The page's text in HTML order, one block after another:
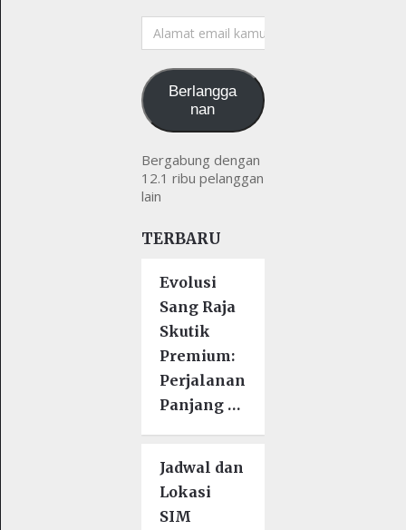
Alamat
email
Berlangga
nan
Bergabung dengan
12.1 ribu pelanggan
lain
TERBARU
Evolusi
Sang Raja
Skutik
Premium:
Perjalanan
Panjang …
Jadwal dan
Lokasi
SIM